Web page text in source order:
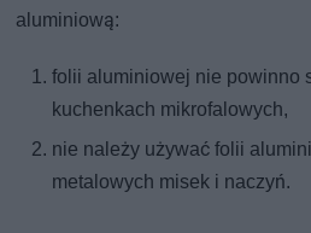
aluminiową:
folii aluminiowej nie powinno
kuchenkach mikrofalowych,
nie należy używać folii
metalowych misek i naczyń.